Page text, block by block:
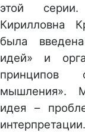
этой
Кирилловна
была
идей» и
принципов
мышления».
идея –